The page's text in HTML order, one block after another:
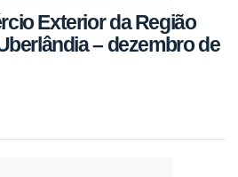
Exterior da Região
– dezembro de